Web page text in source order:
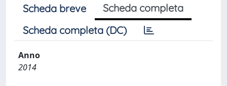
Scheda breve
Scheda completa
Scheda completa (DC)
Anno
2014